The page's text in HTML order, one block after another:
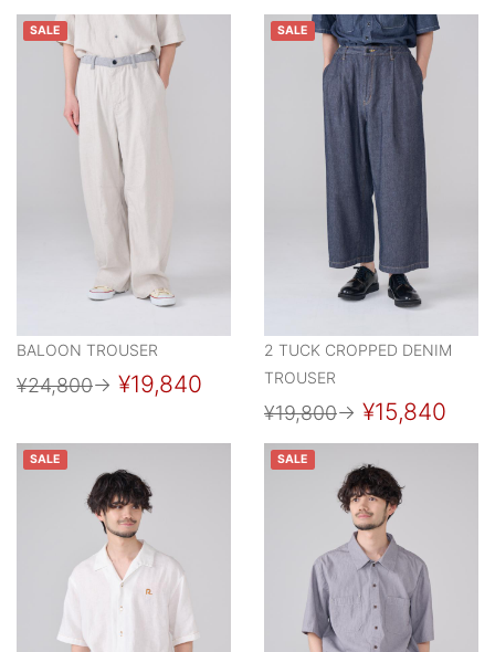
SALE
BALOON TROUSER
¥24,800→ ¥19,840
SALE
2 TUCK CROPPED DENIM
TROUSER
¥19,800→ ¥15,840
SALE SALE